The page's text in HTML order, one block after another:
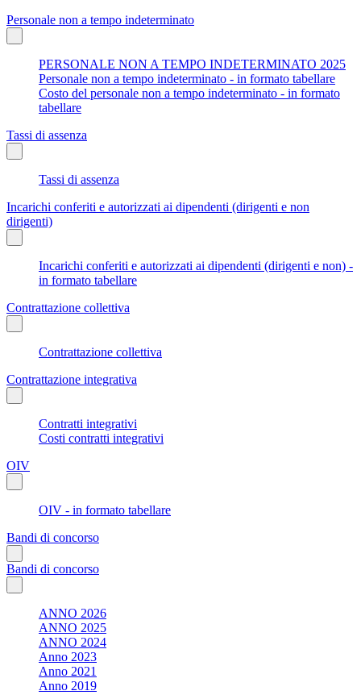
Personale non a tempo indeterminato
PERSONALE NON A TEMPO INDETERMINATO 2025
Personale non a tempo indeterminato - in formato tabellare
Costo del personale non a tempo indeterminato - in formato
tabellare
Tassi di assenza
Tassi di assenza
Incarichi conferiti e autorizzati ai dipendenti (dirigenti e non
dirigenti)
Incarichi conferiti e autorizzati ai dipendenti (dirigenti e non) -
in formato tabellare
Contrattazione collettiva
Contrattazione collettiva
Contrattazione integrativa
Contratti integrativi
Costi contratti integrativi
OIV
OIV - in formato tabellare
Bandi di concorso
Bandi di concorso
ANNO 2026
ANNO 2025
ANNO 2024
Anno 2023
Anno 2021
Anno 2019